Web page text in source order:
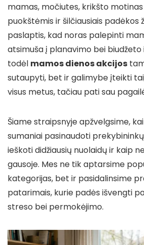
mamas, močiutes, krikšto motinas
puokštėmis ir šilčiausiais padėkos
paslaptis, kad noras palepinti
atsimuša į planavimo bei biudžeto
todėl mamos dienos akcijos
sutaupyti, bet ir galimybe įteikti
visus metus, tačiau pati sau
Šiame straipsnyje apžvelgsime,
sumaniai pasinaudoti
ieškoti didžiausių nuolaidų ir kaip
gausoje. Mes ne tik aptarsime
kategorijas, bet ir pasidalinsime
patarimais, kurie padės išvengti
streso bei permokėjimo.